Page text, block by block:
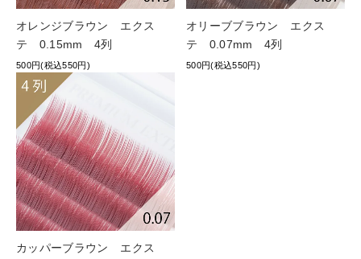
オレンジブラウン エクス
テ 0.15mm 4列
500円(税込550円)
オリーブブラウン エクス
テ 0.07mm 4列
500円(税込550円)
カッパーブラウン エクス